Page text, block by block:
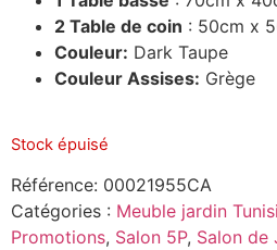
2 Table de coin : 50cm x
Couleur: Dark Taupe
Couleur Assises: Grège
Stock épuisé
Référence: 00021955CA
Catégories : Meuble jardin
Promotions, Salon 5P, Salon de